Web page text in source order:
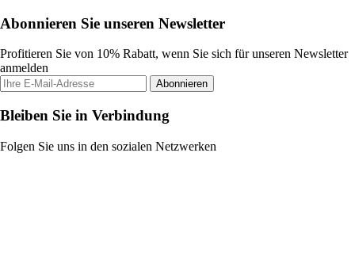
Abonnieren Sie unseren Newsletter
Profitieren Sie von 10% Rabatt, wenn Sie sich für unseren Newsletter
anmelden
Abonnieren
Bleiben Sie in Verbindung
Folgen Sie uns in den sozialen Netzwerken